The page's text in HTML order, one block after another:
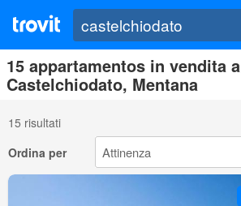
15 appartamentos in vendita a
Castelchiodato, Mentana
15 risultati
Ordina per